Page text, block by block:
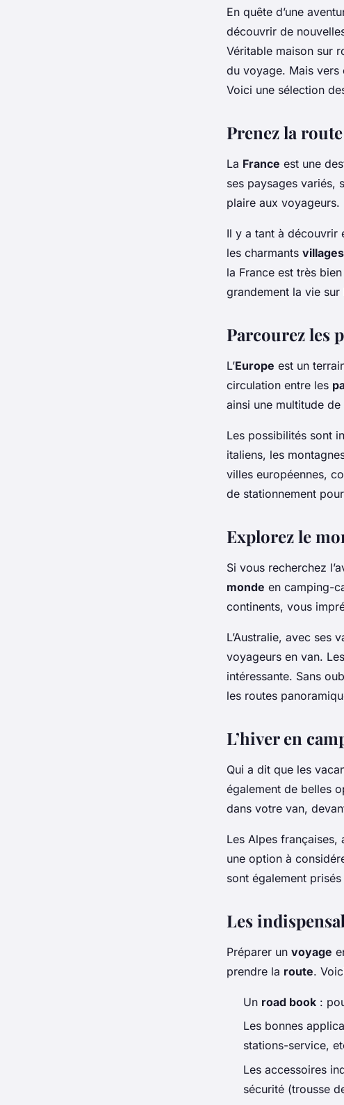
Les meilleures
vacances en
En quête d’une
découvrir de
Véritable maison sur
du voyage. Mais vers
Voici une sélection
Prenez la
La France est une
ses paysages variés,
plaire aux voyageurs.
Il y a tant à découvrir
les charmants villages
la France est très
grandement la vie sur
Parcourez les
L’Europe est un
circulation entre les
ainsi une multitude
Les possibilités sont
italiens, les
villes européennes,
de stationnement
Explorez le
Si vous recherchez
monde en camping-
continents, vous
L’Australie, avec ses
voyageurs en van.
intéressante. Sans
les routes
L’hiver en
Qui a dit que les
également de belles
dans votre van,
Les Alpes
une option à
sont également
Les
Préparer un voyage
prendre la route.
Un road book :
Les bonnes
stations-service,
Les accessoires
sécurité (trousse